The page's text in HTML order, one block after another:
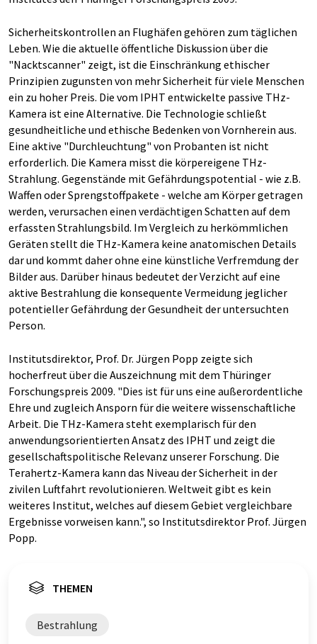
Sicherheitskontrollen an Flughäfen gehören zum täglichen
Leben. Wie die aktuelle öffentliche Diskussion über die
"Nacktscanner" zeigt, ist die Einschränkung ethischer
Prinzipien zugunsten von mehr Sicherheit für viele Menschen
ein zu hoher Preis. Die vom IPHT entwickelte passive THz-
Kamera ist eine Alternative. Die Technologie schließt
gesundheitliche und ethische Bedenken von Vornherein aus.
Eine aktive "Durchleuchtung" von Probanten ist nicht
erforderlich. Die Kamera misst die körpereigene THz-
Strahlung. Gegenstände mit Gefährdungspotential - wie z.B.
Waffen oder Sprengstoffpakete - welche am Körper getragen
werden, verursachen einen verdächtigen Schatten auf dem
erfassten Strahlungsbild. Im Vergleich zu herkömmlichen
Geräten stellt die THz-Kamera keine anatomischen Details
dar und kommt daher ohne eine künstliche Verfremdung der
Bilder aus. Darüber hinaus bedeutet der Verzicht auf eine
aktive Bestrahlung die konsequente Vermeidung jeglicher
potentieller Gefährdung der Gesundheit der untersuchten
Person.
Institutsdirektor, Prof. Dr. Jürgen Popp zeigte sich
hocherfreut über die Auszeichnung mit dem Thüringer
Forschungspreis 2009. "Dies ist für uns eine außerordentliche
Ehre und zugleich Ansporn für die weitere wissenschaftliche
Arbeit. Die THz-Kamera steht exemplarisch für den
anwendungsorientierten Ansatz des IPHT und zeigt die
gesellschaftspolitische Relevanz unserer Forschung. Die
Terahertz-Kamera kann das Niveau der Sicherheit in der
zivilen Luftfahrt revolutionieren. Weltweit gibt es kein
weiteres Institut, welches auf diesem Gebiet vergleichbare
Ergebnisse vorweisen kann.", so Institutsdirektor Prof. Jürgen
Popp.
THEMEN
Bestrahlung